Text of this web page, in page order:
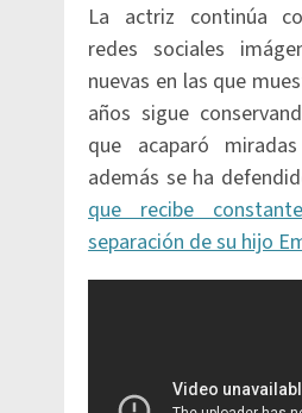
La actriz continúa
redes sociales
nuevas en las que
años sigue
que acaparó
además se ha
que recibe
separación de su hijo